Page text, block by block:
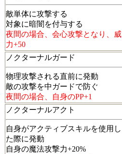
敵単体に攻撃する
対象に暗闇を付与する
夜間の場合、会心攻撃となり、威
力+50
ノクターナルガード
物理攻撃される直前に発動
敵の攻撃を中ガードで防ぐ
夜間の場合、自身のPP+1
ノクターナルアクト
自身がアクティブスキルを使用し
た際に発動
自身の魔法攻撃力+20%